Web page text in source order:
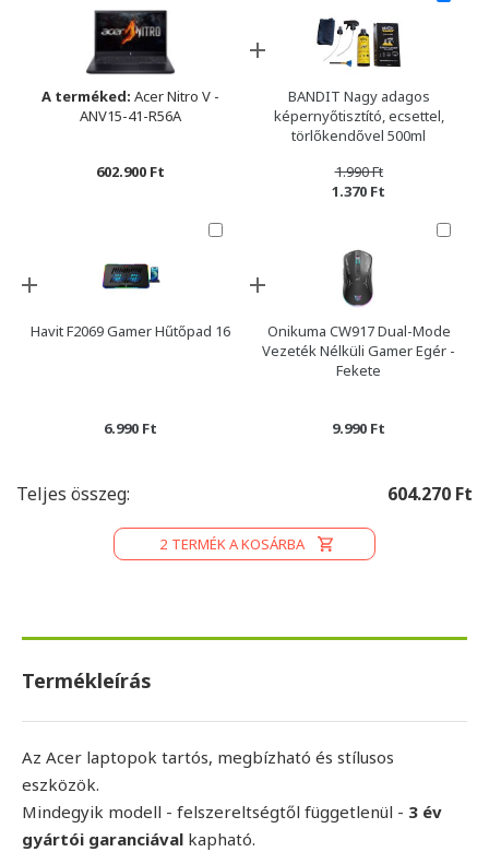
A terméked: Acer Nitro V -
ANV15-41-R56A
602.900 Ft
BANDIT Nagy adagos
képernyőtisztító, ecsettel,
törlőkendővel 500ml
1.990 Ft
1.370 Ft
Havit F2069 Gamer Hűtőpad 16
6.990 Ft
Onikuma CW917 Dual-Mode
Vezeték Nélküli Gamer Egér -
Fekete
9.990 Ft
Teljes összeg: 604.270 Ft
2 TERMÉK A KOSÁRBA
Termékleírás
Az Acer laptopok tartós, megbízható és stílusos
eszközök.
Mindegyik modell - felszereltségtől függetlenül - 3 év
gyártói garanciával kapható.